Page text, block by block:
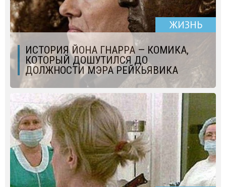
ЖИЗНЬ
ИСТОРИЯ ЙОНА ГНАРРА — КОМИКА,
КОТОРЫЙ ДОШУТИЛСЯ ДО
ДОЛЖНОСТИ МЭРА РЕЙКЬЯВИКА